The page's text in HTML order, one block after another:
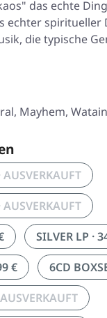
das echte
echter spiritueller
die typische
Mayhem,
SILVER LP ·
€
6CD